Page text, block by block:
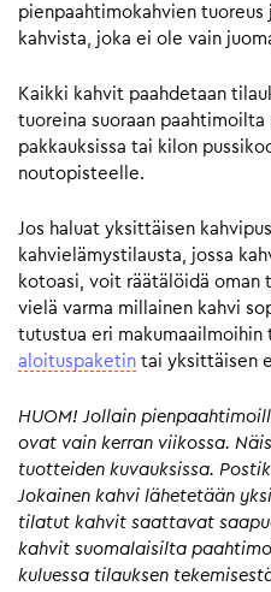
pienpaahtimokahvien tuoreus
kahvista, joka ei ole vain
Kaikki kahvit paahdetaan
tuoreina suoraan paahtimoilta
pakkauksissa tai kilon
noutopisteelle.
Jos haluat yksittäisen
kahvielämystilausta, jossa
kotoasi, voit räätälöidä oman
vielä varma millainen kahvi
tutustua eri makumaailmoihin
aloituspaketin tai yksittäisen
HUOM! Jollain
ovat vain kerran viikossa.
tuotteiden kuvauksissa.
Jokainen kahvi lähetetään
tilatut kahvit saattavat
kahvit suomalaisilta
kuluessa tilauksen